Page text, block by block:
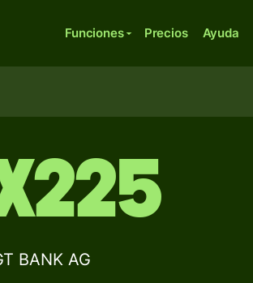
Funciones Precios Ayuda
BANK AG